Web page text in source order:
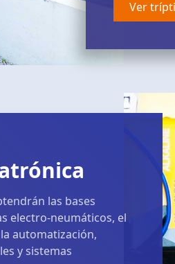
Ver
las bases
electro-neumáticos, el
automatización,
y sistemas